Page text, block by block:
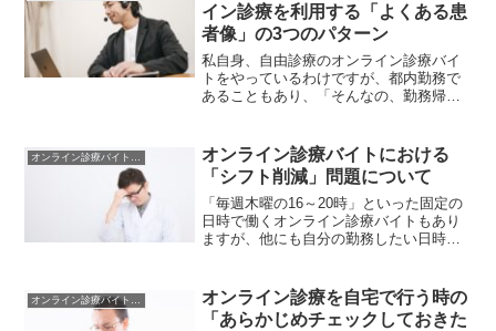
イン診療を利用する「よくある患
者像」の3つのパターン
私自身、自由診療のオンライン診療バイ
トをやっているわけですが、都内勤務で
あることもあり、「そんなの、勤務帰り
けたがるのかな？」と思ってしまってい
る部分がありました。です...
オンライン診療バイトの注意点
オンライン診療バイトにおける
「シフト削減」問題について
「毎週木曜の16～20時」といった固定の
日時で働くオンライン診療バイトもあり
ますが、他にも自分の勤務したい日時を
が、患者さんの数というのは毎回一定と
いうわけではないので...
オンライン診療バイトの注意点
オンライン診療を自宅で行う時の
「あらかじめチェックしておきた